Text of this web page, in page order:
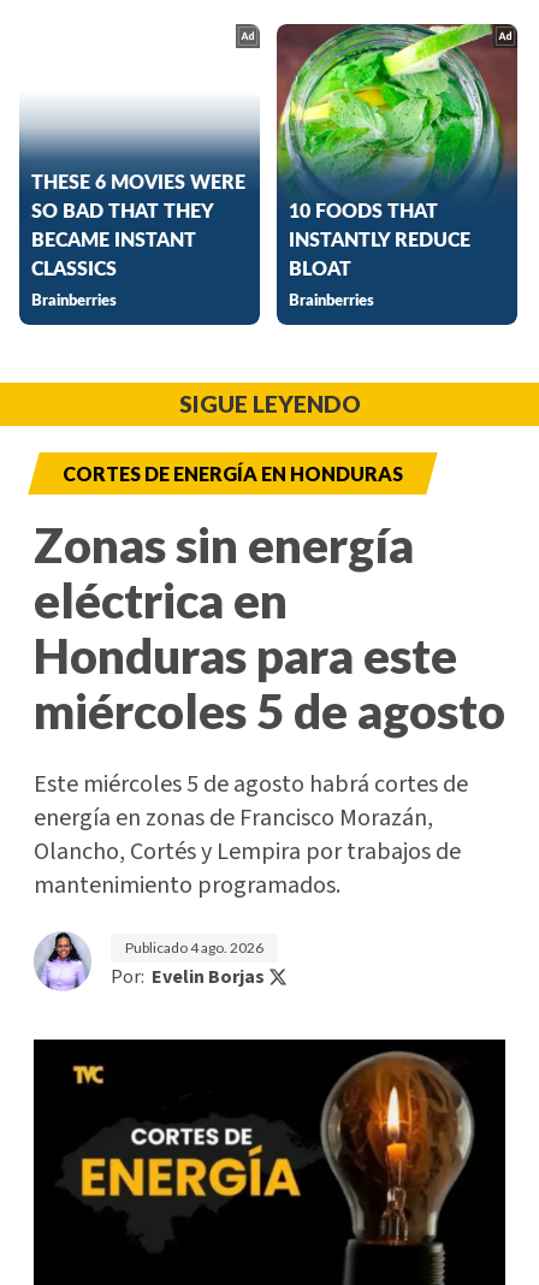
SIGUE LEYENDO
CORTES DE ENERGÍA EN HONDURAS
Zonas sin energía
eléctrica en
Honduras para este
miércoles 5 de agosto
Este miércoles 5 de agosto habrá cortes de
energía en zonas de Francisco Morazán,
Olancho, Cortés y Lempira por trabajos de
mantenimiento programados.
Publicado4 ago. 2026
Por: Evelin Borjas